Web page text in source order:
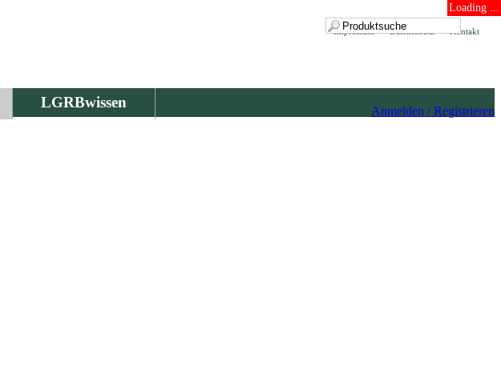
Loading ...
Kontakt
Datenschutz
Impressum
LGRBwissen
Anmelden / Registrieren